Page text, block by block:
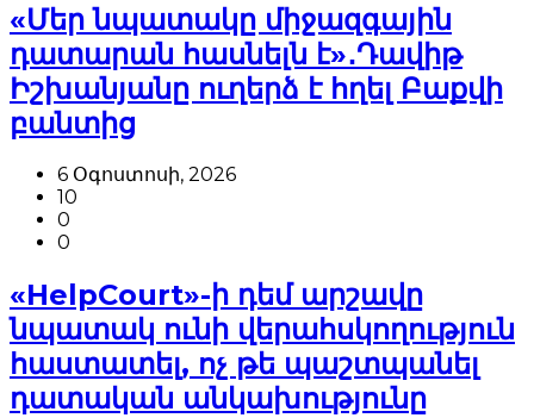
«Մեր նպատակը միջազգային
դատարան հասնելն է»․Դավիթ
Իշխանյանը ուղերձ է հղել Բաքվի
բանտից
6 Օգոստոսի, 2026
10
0
0
«HelpCourt»-ի դեմ արշավը
նպատակ ունի վերահսկողություն
հաստատել, ոչ թե պաշտպանել
դատական անկախությունը